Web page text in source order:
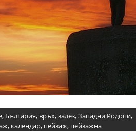
, България, връх,залез,Западни Родопи,
, календар, пейзаж, пейзажна